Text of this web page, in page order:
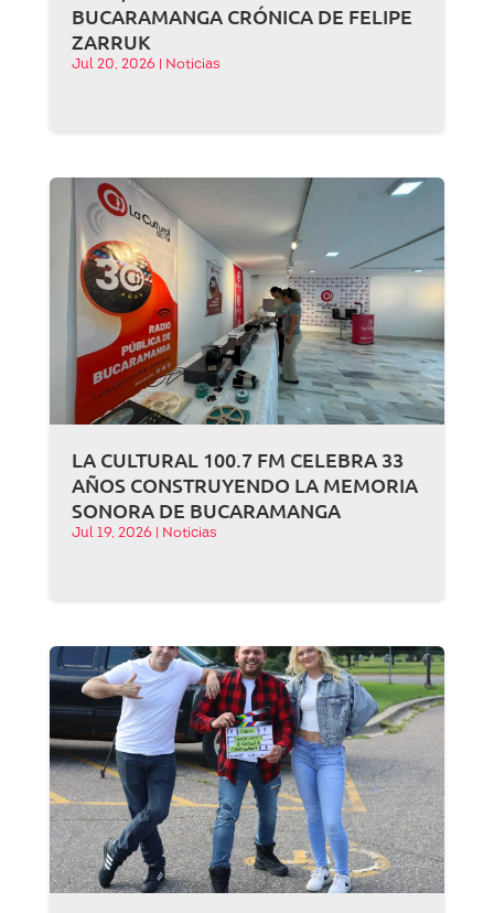
BUCARAMANGA CRÓNICA DE FELIPE
ZARRUK
Jul 20, 2026 Noticias
LA CULTURAL 100.7 FM CELEBRA 33
AÑOS CONSTRUYENDO LA MEMORIA
SONORA DE BUCARAMANGA
Jul 19, 2026 Noticias